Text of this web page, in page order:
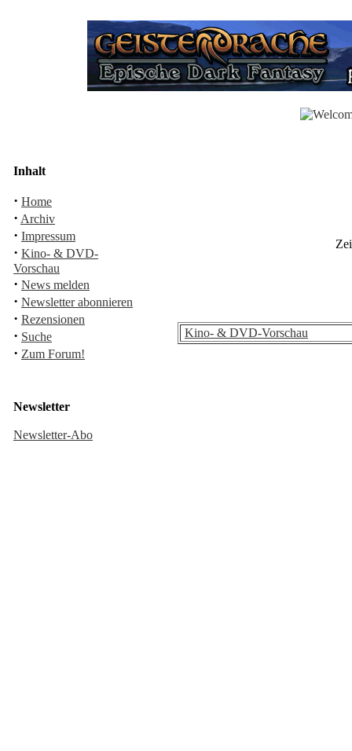
Inhalt
· Home
· Archiv
· Impressum
· Kino- & DVD-
Vorschau
· News melden
· Newsletter abonnieren
· Rezensionen
· Suche
· Zum Forum!
Newsletter
Newsletter-Abo
Kino- & DVD-Vorschau